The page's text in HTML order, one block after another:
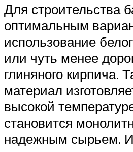
Для строительства
оптимальным
использование
или чуть менее
глиняного кирпича.
материал
высокой
становится
надежным сырьем.